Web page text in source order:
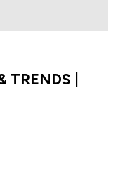
TRENDS |